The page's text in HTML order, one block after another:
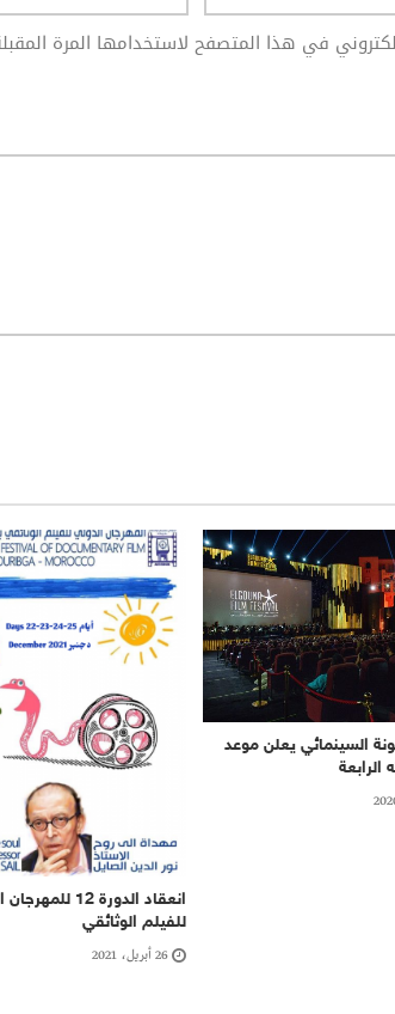
في هذا المتصفح لاستخدامها المرة
السينمائي يعلن موعد
الرابعة
انعقاد الدورة 12
للفيلم الوثائقي
26 أبريل، 2021